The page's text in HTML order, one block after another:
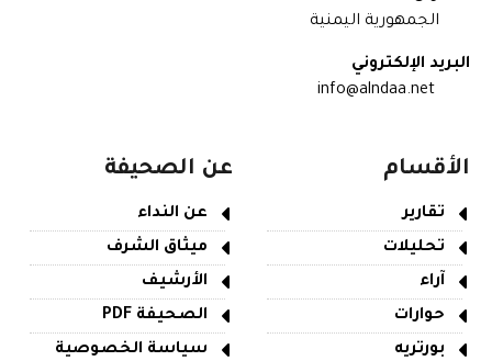
الجمهورية اليمنية
البريد الإلكتروني
info@alndaa.net
الأقسام
تقارير
تحليلات
آراء
حوارات
بورتريه
عن الصحيفة
عن النداء
ميثاق الشرف
الأرشيف
الصحيفة PDF
سياسة الخصوصية